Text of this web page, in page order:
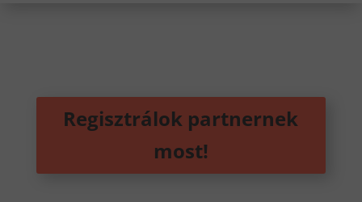
Regisztrálok partnernek
most!